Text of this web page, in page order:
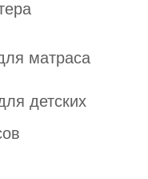
матраса
детских